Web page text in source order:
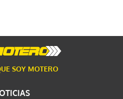
SOY MOTERO